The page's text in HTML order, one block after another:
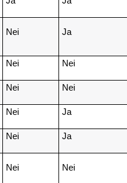
Nei Ja
Nei Nei
Nei Nei
Nei Ja
Nei Ja
Nei Nei